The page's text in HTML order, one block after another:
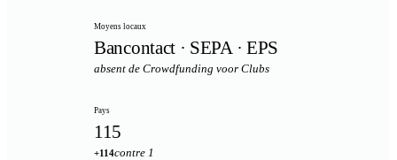
Moyens locaux
Bancontact · SEPA · EPS
absent de Crowdfunding voor Clubs
Pays
115
+114contre 1